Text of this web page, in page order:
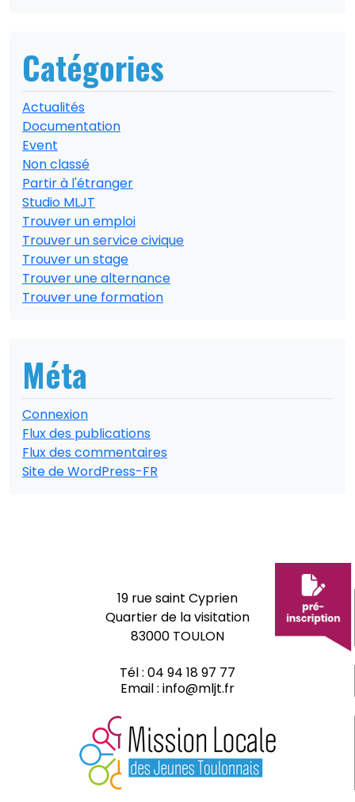
Catégories
Actualités
Documentation
Event
Non classé
Partir à l'étranger
Studio MLJT
Trouver un emploi
Trouver un service civique
Trouver un stage
Trouver une alternance
Trouver une formation
Méta
Connexion
Flux des publications
Flux des commentaires
Site de WordPress-FR
19 rue saint Cyprien
Quartier de la visitation
83000 TOULON
Tél : 04 94 18 97 77
Email : info@mljt.fr